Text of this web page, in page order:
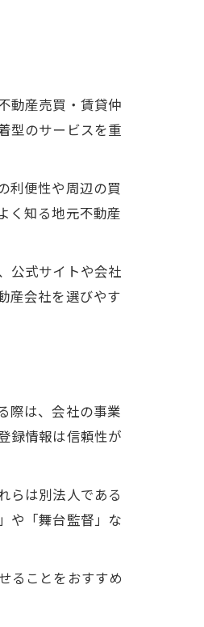
動産売買・賃貸仲
型のサービスを重
利便性や周辺の買
く知る地元不動産
公式サイトや会社
産会社を選びやす
際は、会社の事業
録情報は信頼性が
らは別法人である
や「舞台監督」な
ることをおすすめ